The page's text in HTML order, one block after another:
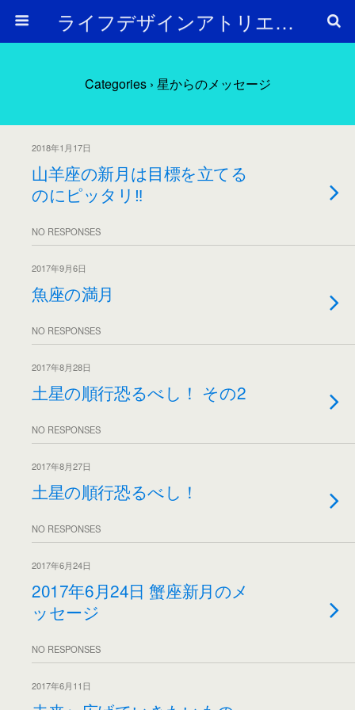
ライフデザインアトリエ Arc en Ciel
Categories › 星からのメッセージ
2018年1月17日
山羊座の新月は目標を立てる
のにピッタリ‼️
NO RESPONSES
2017年9月6日
魚座の満月
NO RESPONSES
2017年8月28日
土星の順行恐るべし！ その2
NO RESPONSES
2017年8月27日
土星の順行恐るべし！
NO RESPONSES
2017年6月24日
2017年6月24日 蟹座新月のメ
ッセージ
NO RESPONSES
2017年6月11日